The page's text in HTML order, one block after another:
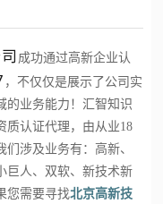
成功通过高新企业认
，不仅仅是展示了公司实
的业务能力！汇智知识
质认证代理，由从业18
涉及业务有：高新、
巨人、双软、新技术新
您需要寻找北京高新技